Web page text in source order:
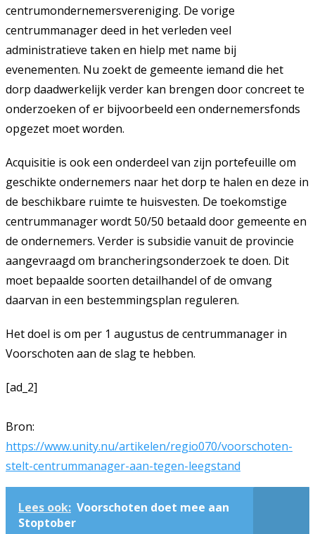
centrumondernemersvereniging. De vorige
centrummanager deed in het verleden veel
administratieve taken en hielp met name bij
evenementen. Nu zoekt de gemeente iemand die het
dorp daadwerkelijk verder kan brengen door concreet te
onderzoeken of er bijvoorbeeld een ondernemersfonds
opgezet moet worden.
Acquisitie is ook een onderdeel van zijn portefeuille om
geschikte ondernemers naar het dorp te halen en deze in
de beschikbare ruimte te huisvesten. De toekomstige
centrummanager wordt 50/50 betaald door gemeente en
de ondernemers. Verder is subsidie vanuit de provincie
aangevraagd om brancheringsonderzoek te doen. Dit
moet bepaalde soorten detailhandel of de omvang
daarvan in een bestemmingsplan reguleren.
Het doel is om per 1 augustus de centrummanager in
Voorschoten aan de slag te hebben.
[ad_2]
Bron:
https://www.unity.nu/artikelen/regio070/voorschoten-
stelt-centrummanager-aan-tegen-leegstand
Lees ook: Voorschoten doet mee aan
Stoptober